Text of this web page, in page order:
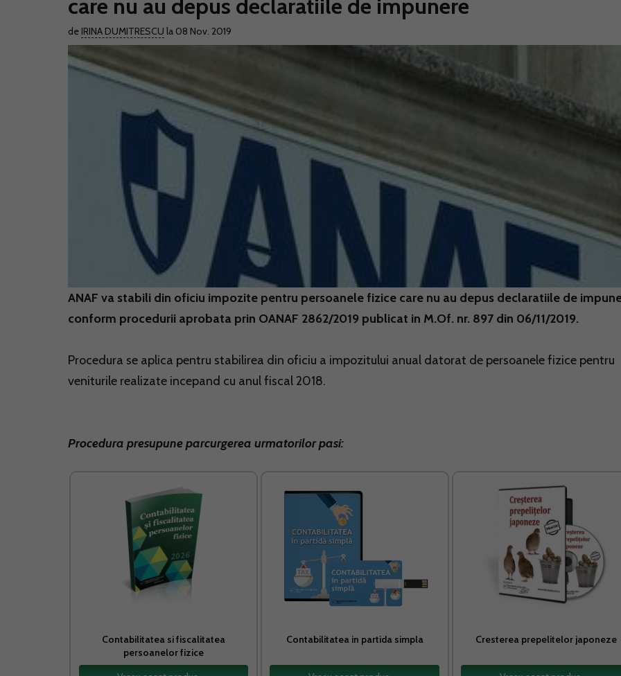
care nu au depus declaratiile de impunere
de IRINA DUMITRESCU la 08 Nov. 2019
ANAF va stabili din oficiu impozite pentru persoanele fizice care nu au depus declaratiile de
conform procedurii aprobata prin OANAF 2862/2019 publicat in M.Of. nr. 897 din 06/11/2019.
Procedura se aplica pentru stabilirea din oficiu a impozitului anual datorat de persoanele fizice pentru
veniturile realizate incepand cu anul fiscal 2018.
Procedura presupune parcurgerea urmatorilor pasi:
Contabilitatea si fiscalitatea
persoanelor fizice
Contabilitatea in partida simpla Cresterea prepelitelor japoneze